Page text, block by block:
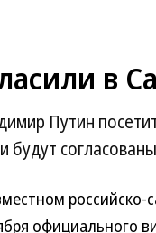
в
Путин
будут
официального